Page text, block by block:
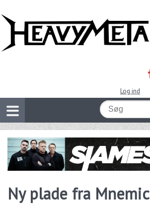
Log ind
Ny plade fra Mnemic